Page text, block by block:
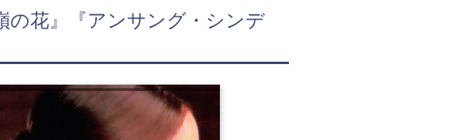
の花』『アンサング・シンデ